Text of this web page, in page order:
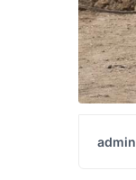
admin